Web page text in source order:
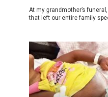
At my grandmother’s
that left our entire family